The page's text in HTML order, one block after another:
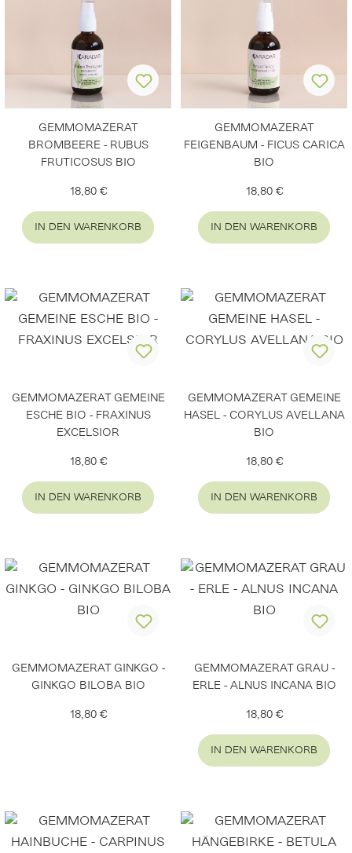
GEMMOMAZERAT
BROMBEERE - RUBUS
FRUTICOSUS BIO
Regulärer Preis:
18,80 €
IN DEN WARENKORB
GEMMOMAZERAT
FEIGENBAUM - FICUS CARICA
BIO
Regulärer Preis:
18,80 €
IN DEN WARENKORB
GEMMOMAZERAT GEMEINE
ESCHE BIO - FRAXINUS
EXCELSIOR
Regulärer Preis:
18,80 €
IN DEN WARENKORB
GEMMOMAZERAT GEMEINE
HASEL - CORYLUS AVELLANA
BIO
Regulärer Preis:
18,80 €
IN DEN WARENKORB
GEMMOMAZERAT GINKGO -
GINKGO BILOBA BIO
Regulärer Preis:
18,80 €
GEMMOMAZERAT GRAU -
ERLE - ALNUS INCANA BIO
Regulärer Preis:
18,80 €
IN DEN WARENKORB